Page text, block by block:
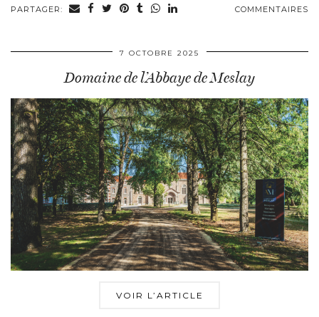
PARTAGER: COMMENTAIRES
7 OCTOBRE 2025
Domaine de l’Abbaye de Meslay
VOIR L’ARTICLE